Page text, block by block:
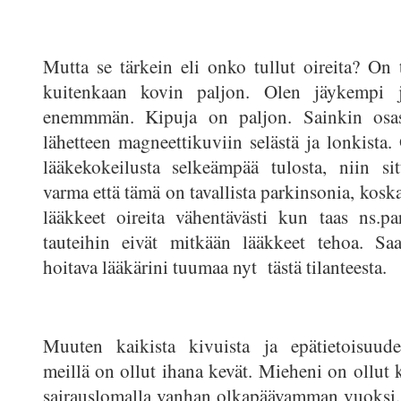
Mutta se tärkein eli onko tullut oireita? On
kuitenkaan kovin paljon. Olen jäykempi
enemmmän. Kipuja on paljon. Sainkin
lähetteen magneettikuviin selästä ja
lääkekokeilusta selkeämpää tulosta, niin
varma että tämä on tavallista parkinsonia,
lääkkeet oireita vähentävästi kun taas
tauteihin eivät mitkään lääkkeet tehoa.
hoitava lääkärini tuumaa nyt tästä tilanteesta.
Muuten kaikista kivuista ja
meillä on ollut ihana kevät. Mieheni on ollut
sairauslomalla vanhan olkapäävamman